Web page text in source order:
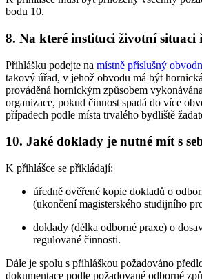
bodu 10.
8. Na které instituci životní situaci
Přihlášku podejte na místně příslušný
takový úřad, v jehož obvodu má být
prováděná hornickým způsobem
organizace, pokud činnost spadá do více
případech podle místa trvalého bydliště
10. Jaké doklady je nutné mít s
K přihlášce se přikládají:
úředně ověřené kopie dokladů o
(ukončení magisterského studijního
doklady (délka odborné praxe) o
regulované činnosti.
Dále je spolu s přihláškou požadováno
dokumentace podle požadované odborné